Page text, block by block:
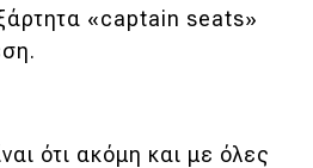
«captain seats»
ότι ακόμη και με όλες